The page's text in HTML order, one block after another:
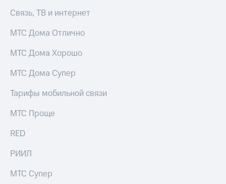
Домашний
интернет
Домашнее
ТВ
Спутниковое
в МТС
и подписки
МТС
на гигабайты
интернета,
фильмы,
музыка
и многое
другое
Семейная
подписки
Связь, ТВ и интернет
МТС Дома Отлично
МТС Дома Хорошо
МТС Дома Супер
Тарифы мобильной связи
МТС Проще
RED
РИИЛ
МТС Супер